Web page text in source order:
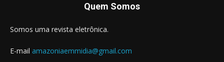
Quem Somos
Somos uma revista eletrônica.
E-mail amazoniaemmidia@gmail.com